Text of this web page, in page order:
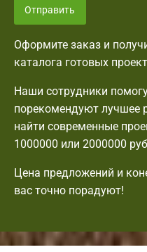
Отправить
Оформите заказ и
каталога готовых
Наши сотрудники
порекомендуют лучшее
найти современные
1000000 или 2000000
Цена предложений и
вас точно порадуют!